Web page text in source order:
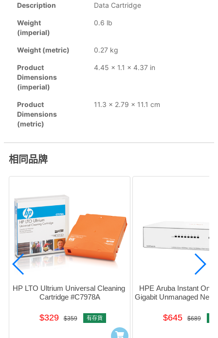
Description
Data Cartridge
Weight
(imperial)
0.6 lb
Weight (metric) 0.27 kg
Product
Dimensions
(imperial)
4.45 x 1.1 x 4.37 in
Product
Dimensions
(metric)
11.3 x 2.79 x 11.1 cm
相同品牌
HP LTO Ultrium Universal Cleaning
Cartridge #C7978A
$329 $359 有存貨
HPE Aruba Instant On
Gigabit Unmanaged
$645 $689